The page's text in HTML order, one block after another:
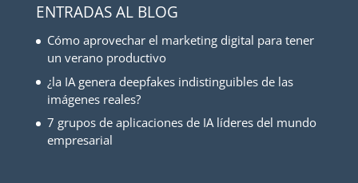
ENTRADAS AL BLOG
Cómo aprovechar el marketing digital para tener
un verano productivo
¿la IA genera deepfakes indistinguibles de las
imágenes reales?
7 grupos de aplicaciones de IA líderes del mundo
empresarial